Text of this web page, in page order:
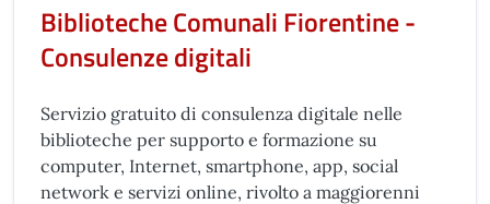
Biblioteche Comunali Fiorentine -
Consulenze digitali
Servizio gratuito di consulenza digitale nelle
biblioteche per supporto e formazione su
computer, Internet, smartphone, app, social
network e servizi online, rivolto a maggiorenni